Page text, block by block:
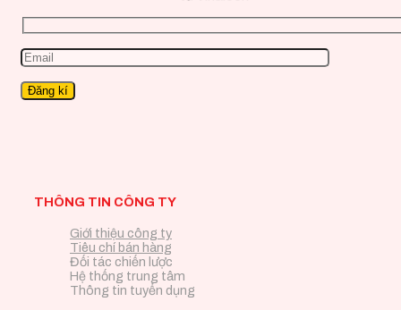
THÔNG TIN CÔNG TY
Giới thiệu công ty
Tiêu chí bán hàng
Đối tác chiến lược
Hệ thống trung tâm
Thông tin tuyển dụng